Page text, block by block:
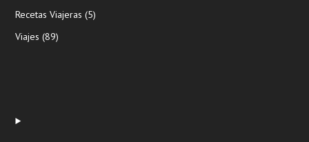
Recetas Viajeras (5)
Viajes (89)